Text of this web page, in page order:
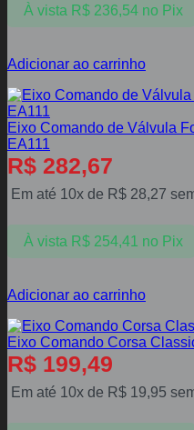
À vista R$236,54 no Pix
Adicionar ao carrinho
Eixo Comando de Válvula
EA111
R$ 282,67
Em até 10x de R$ 28,27
À vista R$254,41 no Pix
Adicionar ao carrinho
Eixo Comando Corsa
R$ 199,49
Em até 10x de R$ 19,95